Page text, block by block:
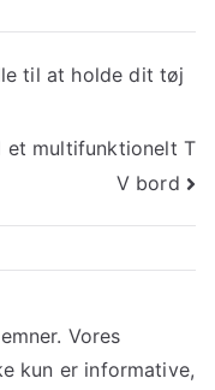
til at holde dit tøj
et multifunktionelt T
V bord
Vores
kun er informative,